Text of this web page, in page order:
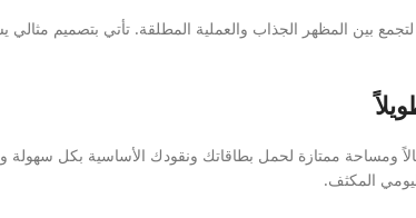
بين المظهر الجذاب والعملية المطلقة. تأتي بتصميم
ومساحة ممتازة لحمل بطاقاتك ونقودك الأساسية بكل
المكثف.